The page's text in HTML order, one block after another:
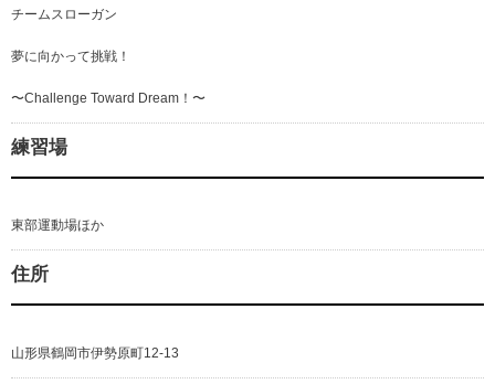
チームスローガン
夢に向かって挑戦！
〜Challenge Toward Dream！〜
練習場
東部運動場ほか
住所
山形県鶴岡市伊勢原町12-13